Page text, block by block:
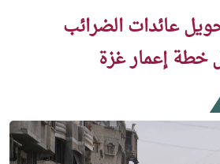
عائدات الضرائب
خطة إعمار غزة